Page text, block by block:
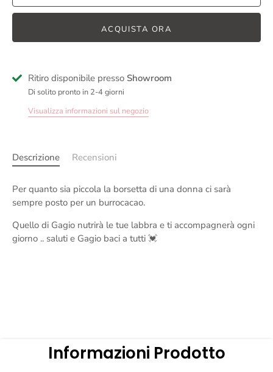
ACQUISTA ORA
Ritiro disponibile presso Showroom
Di solito pronto in 2-4 giorni
Visualizza informazioni sul negozio
Descrizione Recensioni
Per quanto sia piccola la borsetta di una donna ci sarà
sempre posto per un burrocacao.
Quello di Gagio nutrirà le tue labbra e ti accompagnerà ogni
giorno .. saluti e Gagio baci a tutti 💓
Informazioni Prodotto